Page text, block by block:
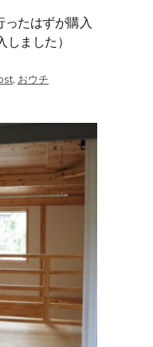
ったはずが購入
ました）
, おウチ